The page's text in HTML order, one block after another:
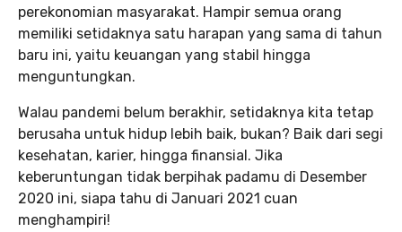
perekonomian masyarakat. Hampir semua orang
memiliki setidaknya satu harapan yang sama di tahun
baru ini, yaitu keuangan yang stabil hingga
menguntungkan.
Walau pandemi belum berakhir, setidaknya kita tetap
berusaha untuk hidup lebih baik, bukan? Baik dari segi
kesehatan, karier, hingga finansial. Jika
keberuntungan tidak berpihak padamu di Desember
2020 ini, siapa tahu di Januari 2021 cuan
menghampiri!